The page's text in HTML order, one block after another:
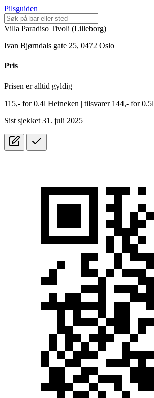
Pilsguiden
Villa Paradiso Tivoli (Lilleborg)
Ivan Bjørndals gate 25, 0472 Oslo
Pris
Prisen er alltid gyldig
115,- for0.4l Heineken | tilsvarer 144,- for 0.5l
Sist sjekket 31. juli 2025